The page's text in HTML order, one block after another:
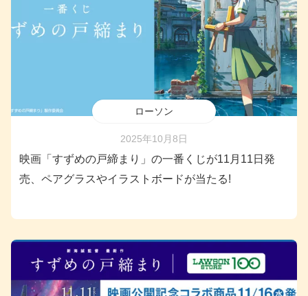
ローソン
2025年10月8日
映画「すずめの戸締まり」の一番くじが11月11日発
売、ペアグラスやイラストボードが当たる!